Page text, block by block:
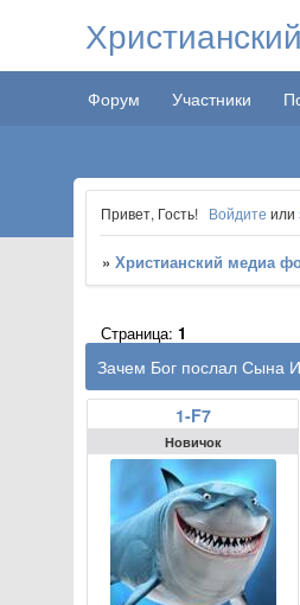
Форум Участники
Привет, Гость! Войдите или
»Христианский медиа
Зачем Бог послал Сына
Страница:1
1-F7
Новичок